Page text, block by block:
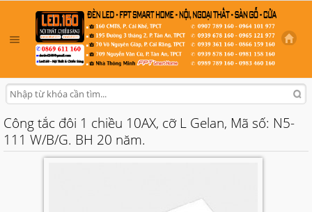
Công tắc đôi 1 chiều 10AX, cỡ L Gelan, Mã số: N5-
111 W/B/G. BH 20 năm.